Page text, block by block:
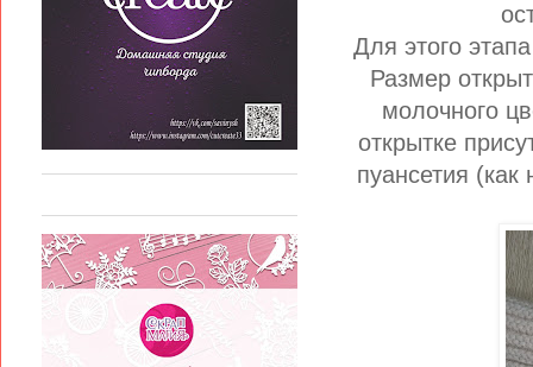
Для этого
Размер
молочного
открытке
пуансетия